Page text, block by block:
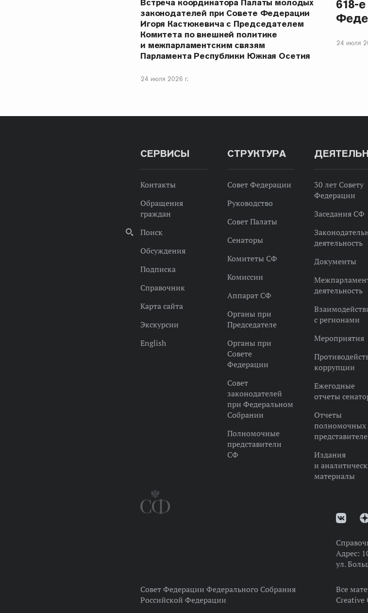
Встреча координатора Палаты молодых
законодателей при Совете Федерации
Игоря Кастюкевича с Председателем
Комитета по внешней политике
и межпарламентским связям
Парламента Республики Южная Осетия
24 июля 2026 г.
618-
24 июля
СЕРВИСЫ
Контакты
Обращения
граждан
Поиск
Обсуждения
Подписка
Справочник
Карта сайта
Экскурсии
English
СТРУКТУРА
Совет Федерации
Руководство
Совет Палаты
Сенаторы
Комитеты СФ
Комиссии
Аппарат СФ
Органы при
Председателе
Органы при
Совете
Федерации
Совет
законодателей
при Федеральном
Собрании
Полномочные
представители
СФ
30 лет Совету
Федерации
Заседания СФ
деятельность
Документы
деятельность
с регионами
Мероприятия
коррупции
Ежегодные
отчеты
Отчеты
полномочных
Издания
и
материалы
Адрес:
ул.
Совет Федерации Федерального Собрания
Российской Федерации
Все